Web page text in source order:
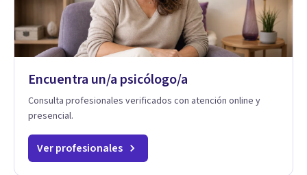
Encuentra un/a psicólogo/a
Consulta profesionales verificados con atención online y
presencial.
Ver profesionales